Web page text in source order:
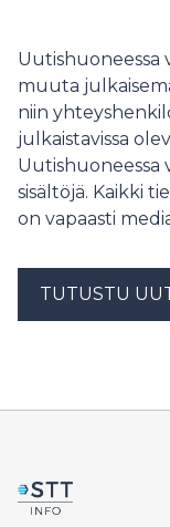
huoltojen ja
on helpompaa.
matkailu- ja
Suomea ja
Korkeasaaren
ja tukea luonnon
Schneider
uudistamassa
tarkoituksena
Uutishuoneessa
muuta
niin
julkaistavissa
Uutishuoneessa
sisältöjä. Kaikki
on vapaasti
TUTUSTU